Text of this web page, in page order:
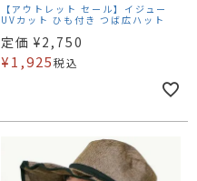
【アウトレット セール】イジュー
UVカット ひも付き つば広ハット
定価 ¥2,750
¥1,925税込